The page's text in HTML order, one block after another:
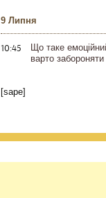
9 Липня
10:45
Що таке
варто
[sape]